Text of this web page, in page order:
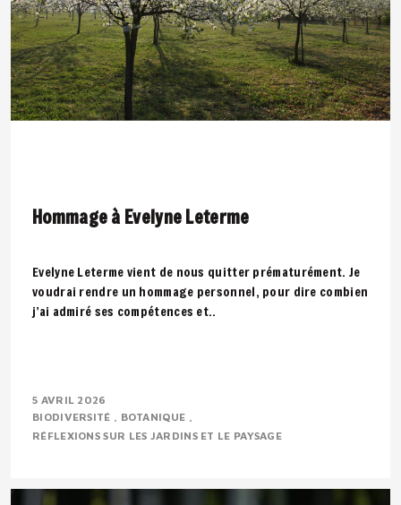
Hommage à Evelyne Leterme
Evelyne Leterme vient de nous quitter prématurément. Je
voudrai rendre un hommage personnel, pour dire combien
j’ai admiré ses compétences et..
5 AVRIL 2026
BIODIVERSITÉ
BOTANIQUE
RÉFLEXIONS SUR LES JARDINS ET LE PAYSAGE